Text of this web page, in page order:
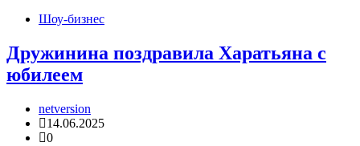
Шоу-бизнес
Дружинина поздравила Харатьяна с
юбилеем
netversion
14.06.2025
0